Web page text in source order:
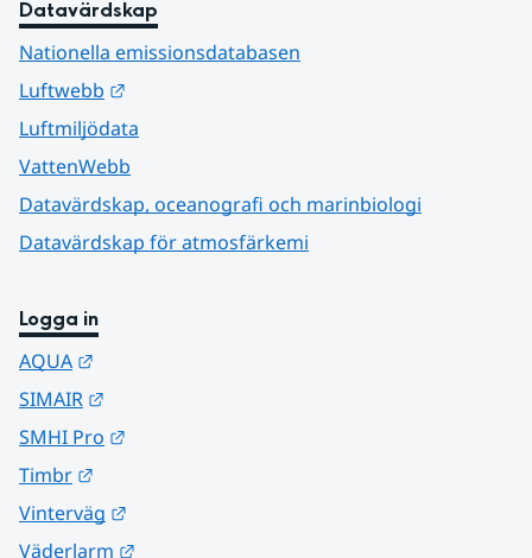
Datavärdskap
Nationella emissionsdatabasen
Luftwebb
Luftmiljödata
VattenWebb
Datavärdskap, oceanografi och marinbiologi
Datavärdskap för atmosfärkemi
Logga in
AQUA
SIMAIR
SMHI Pro
Timbr
Vinterväg
Väderlarm